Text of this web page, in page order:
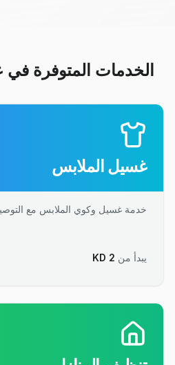
الخدمات المتوفرة
غسيل الملابس
خدمة غسيل وكوي الملابس مع
يبدأ من KD 2